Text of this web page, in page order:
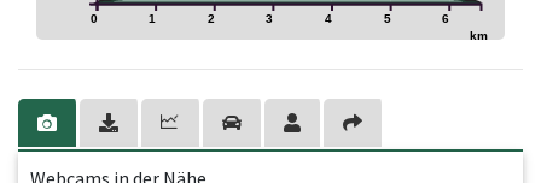
0 1 2 3 4 5 6
km
Webcams in der Nähe